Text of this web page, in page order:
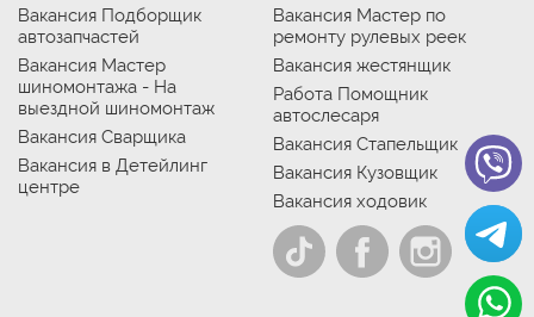
Вакансия Подборщик
автозапчастей
Вакансия Мастер
шиномонтажа - На
выездной шиномонтаж
Вакансия Сварщика
Вакансия в Детейлинг
центре
Вакансия Мастер по
ремонту рулевых реек
Вакансия жестянщик
Работа Помощник
автослесаря
Вакансия Стапельщик
Вакансия Кузовщик
Вакансия ходовик